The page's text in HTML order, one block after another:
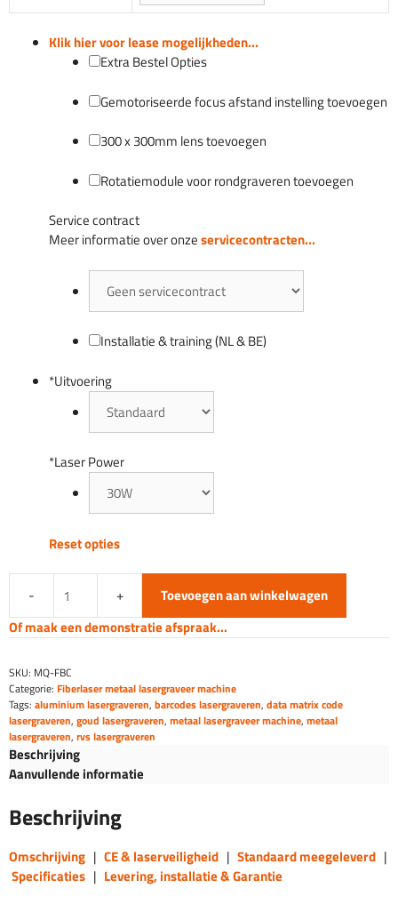
Klik hier voor lease mogelijkheden...
Extra Bestel Opties
Gemotoriseerde focus afstand instelling toevoegen
300 x 300mm lens toevoegen
Rotatiemodule voor rondgraveren toevoegen
Service contract
Meer informatie over onzeservicecontracten...
Installatie & training (NL & BE)
*Uitvoering
*Laser Power
Reset opties
Productie
fiber
laser
Metaal
aantal
Toevoegen aan winkelwagen
Of maak een demonstratie afspraak...
SKU: MQ-FBC
Categorie: Fiberlaser metaal lasergraveer machine
Tags: aluminium lasergraveren, barcodes lasergraveren, data matrix code
lasergraveren, goud lasergraveren, metaal lasergraveer machine, metaal
lasergraveren, rvs lasergraveren
Beschrijving
Aanvullende informatie
Beschrijving
Omschrijving | CE & laserveiligheid | Standaard meegeleverd |
Specificaties | Levering, installatie & Garantie